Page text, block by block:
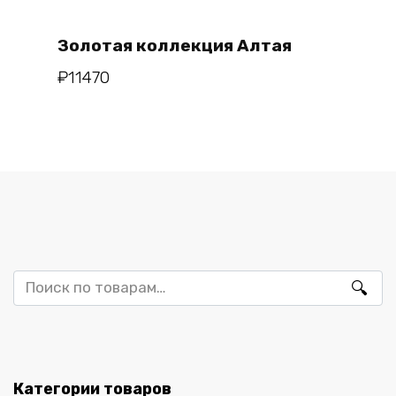
Золотая коллекция Алтая
₽11470
Искать:
Категории товаров